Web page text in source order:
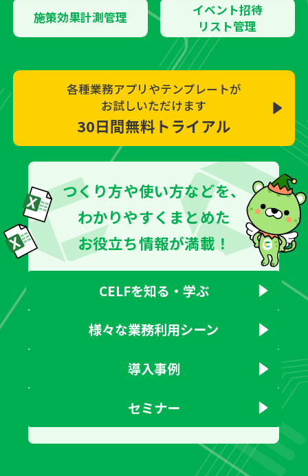
施策効果計測管理
イベント招待
リスト管理
各種業務アプリやテンプレートが
お試しいただけます
30日間無料トライアル
つくり方や使い方などを、
わかりやすくまとめた
お役立ち情報が満載！
CELFを知る・学ぶ
様々な業務利用シーン
導入事例
セミナー